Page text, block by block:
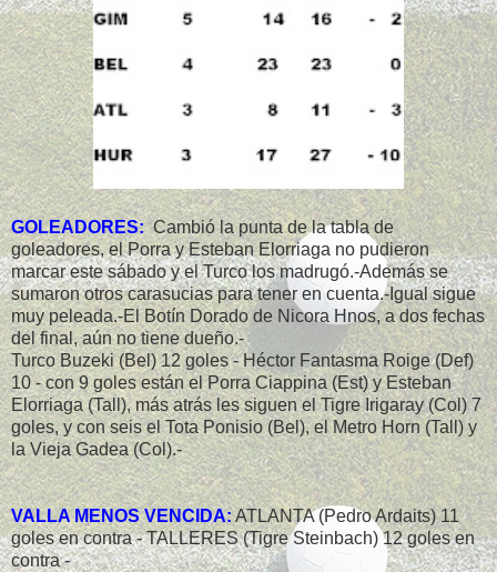
GOLEADORES:Cambió la punta de la tabla de
goleadores, el Porra y Esteban Elorriaga no pudieron
marcar este sábado y el Turco los madrugó.-Además se
sumaron otros carasucias para tener en cuenta.-Igual sigue
muy peleada.-El Botín Dorado de Nicora Hnos, a dos fechas
del final, aún no tiene dueño.-
Turco Buzeki (Bel) 12 goles - Héctor Fantasma Roige (Def)
10 - con 9 goles están el Porra Ciappina (Est) y Esteban
Elorriaga (Tall), más atrás les siguen el Tigre Irigaray (Col) 7
goles, y con seis el Tota Ponisio (Bel), el Metro Horn (Tall) y
la Vieja Gadea (Col).-
VALLA MENOS VENCIDA:ATLANTA (Pedro Ardaits) 11
goles en contra - TALLERES (Tigre Steinbach) 12 goles en
contra -